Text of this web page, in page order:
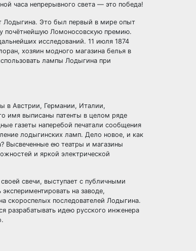
часа непрерывного света — это победа!
Лодыгина. Это был первый в мире опыт
почётнейшую Ломоносовскую премию.
исследований. 11 июля 1874
хозяин модного магазина белья в
лампы Лодыгина при
в Австрии, Германии, Италии,
имя выписаны патенты в целом ряде
газеты наперебой печатали сообщения
лодыгинских ламп. Дело новое, и как
Высвеченные ею театры и магазины
и яркой электрической
свечи, выступает с публичными
на заводе,
скороспелых последователей Лодыгина.
разрабатывать идею русского инженера